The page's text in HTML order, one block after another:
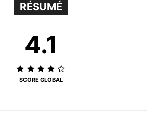
RÉSUMÉ
4.1
SCORE GLOBAL